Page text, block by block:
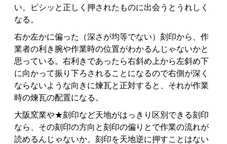
い。ピシッと正しく押されたものに出会うとうれしく
なる。
右か左かに偏った（深さが均等でない）刻印から、作
業者の利き腕や作業時の位置がわかるんじゃないかと
思っている。右利きであったら右斜め上から左斜め下
に向かって振り下ろされることになるので右側が深く
ならないような向きに煉瓦と正対すると、それが作業
時の煉瓦の配置になる。
大阪窯業や★刻印など天地がはっきり区別できる刻印
なら、その刻印の方向と刻印の偏りとで作業の流れが
読めるんじゃないか。刻印を天地逆に押すことはない